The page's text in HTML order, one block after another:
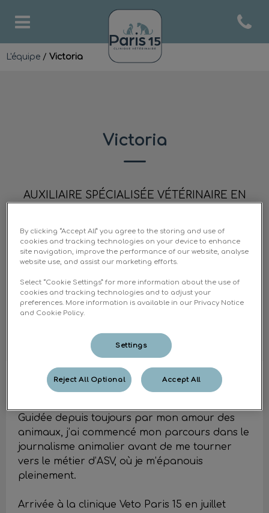
Page d'accueil de Clinique
Open
L'équipe / Victoria
Victoria
AUXILIAIRE SPÉCIALISÉE VÉTÉRINAIRE EN
ALTERNANCE
VictoriaAuxiliaire spécialisée vétérinaire
en alternance
Guidée depuis toujours par mon amour des
animaux, j’ai commencé mon parcours dans le
journalisme animalier avant de me tourner
vers le métier d’ASV, où je m’épanouis
pleinement.
Arrivée à la clinique Veto Paris 15 en juillet
By clicking “Accept All” you agree to the storing and use of
cookies and tracking technologies on your device to enhance
site navigation, improve the performance of our website, analyse
website use, and assist our marketing efforts.
Select “Cookie Settings” for more information about the use of
cookies and tracking technologies and to adjust your
preferences. More information is available in our Privacy Notice
and Cookie Policy.
Settings
Reject All Optional Accept All